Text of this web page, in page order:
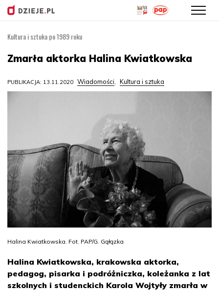
treści
Kultura i sztuka po 1989 roku
Zmarła aktorka Halina Kwiatkowska
PUBLIKACJA: 13.11.2020 Wiadomości, Kultura i sztuka
Halina Kwiatkowska. Fot. PAP/G. Gąłązka
Halina Kwiatkowska, krakowska aktorka,
pedagog, pisarka i podróżniczka, koleżanka z lat
szkolnych i studenckich Karola Wojtyły zmarła w